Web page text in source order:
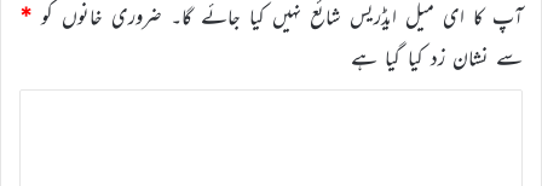
آپ کا ای میل ایڈریس شائع نہیں کیا جائے گا۔ ضروری خانوں کو *
سے نشان زد کیا گیا ہے